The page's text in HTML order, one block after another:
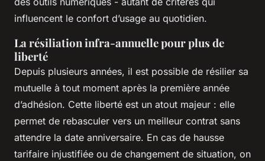
influencent le confort d’usage au quotidien.
La résiliation infra-annuelle pour plus de
liberté
Depuis plusieurs années, il est possible de résilier sa
mutuelle à tout moment après la première année
d’adhésion. Cette liberté est un atout majeur : elle
permet de rebasculer vers un meilleur contrat sans
attendre la date anniversaire. En cas de hausse
tarifaire injustifiée ou de changement de situation, on